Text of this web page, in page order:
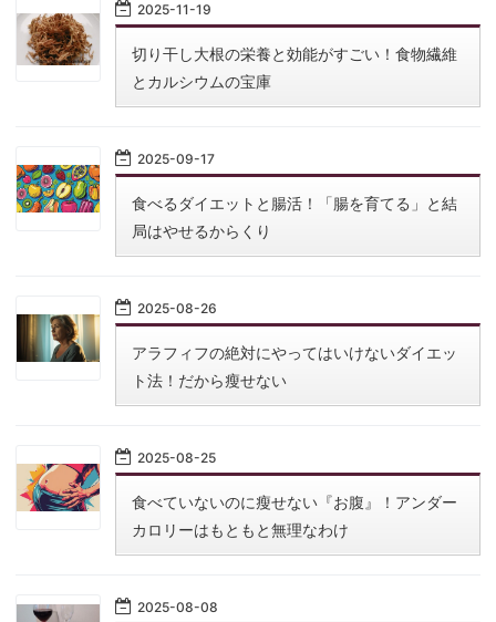
2025-11-19
切り干し大根の栄養と効能がすごい！食物繊維
とカルシウムの宝庫
2025-09-17
食べるダイエットと腸活！「腸を育てる」と結
局はやせるからくり
2025-08-26
アラフィフの絶対にやってはいけないダイエッ
ト法！だから瘦せない
2025-08-25
食べていないのに瘦せない『お腹』！アンダー
カロリーはもともと無理なわけ
2025-08-08